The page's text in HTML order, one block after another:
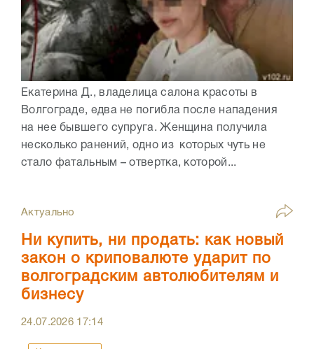
Екатерина Д., владелица салона красоты в
Волгограде, едва не погибла после нападения
на нее бывшего супруга. Женщина получила
несколько ранений, одно из которых чуть не
стало фатальным – отвертка, которой...
Актуально
Ни купить, ни продать: как новый
закон о криповалюте ударит по
волгоградским автолюбителям и
бизнесу
24.07.2026 17:14